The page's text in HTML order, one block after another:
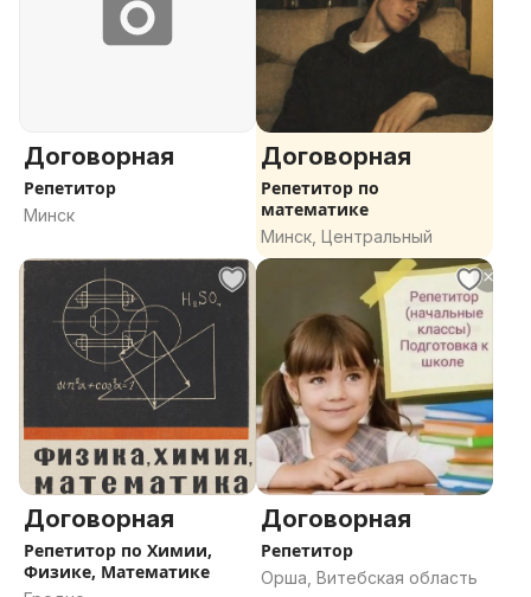
Договорная
Репетитор
Минск
Договорная
Репетитор по
математике
Минск, Центральный
Договорная
Репетитор по Химии,
Физике, Математике
Договорная
Репетитор
Орша, Витебская область